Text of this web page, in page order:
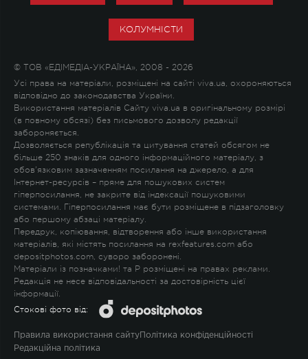
КОЛУМНІСТИ
© ТОВ «ЕДІМЕДІА-УКРАЇНА», 2008 - 2026
Усі права на матеріали, розміщені на сайті viva.ua, охороняються
відповідно до законодавства України.
Використання матеріалів Сайту viva.ua в оригінальному розмірі
(в повному обсязі) без письмового дозволу редакції
забороняється.
Дозволяється републікація та цитування статей обсягом не
більше 250 знаків для одного інформаційного матеріалу, з
обов'язковим зазначенням посилання на джерело, а для
Інтернет-ресурсів – пряме для пошукових систем
гіперпосилання, не закрите від індексації пошуковими
системами. Гіперпосилання має бути розміщене в підзаголовку
або першому абзаці матеріалу.
Передрук, копіювання, відтворення або інше використання
матеріалів, які містять посилання на rexfeatures.com або
depositphotos.com, суворо заборонені.
Матеріали із позначками! та P розміщені на правах реклами.
Редакція не несе відповідальності за достовірність цієї
інформації.
Стокові фото від:
Правила використання сайту Політика конфіденційності
Редакційна політика